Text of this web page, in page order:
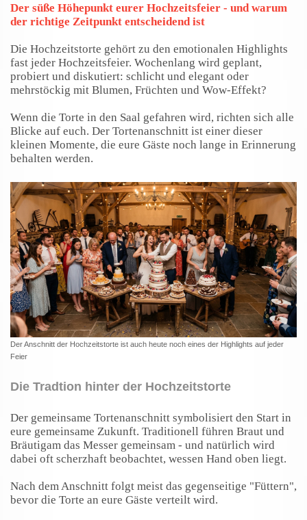
Der süße Höhepunkt eurer Hochzeitsfeier - und warum
der richtige Zeitpunkt entscheidend ist
Die Hochzeitstorte gehört zu den emotionalen Highlights
fast jeder Hochzeitsfeier. Wochenlang wird geplant,
probiert und diskutiert: schlicht und elegant oder
mehrstöckig mit Blumen, Früchten und Wow-Effekt?
Wenn die Torte in den Saal gefahren wird, richten sich alle
Blicke auf euch. Der Tortenanschnitt ist einer dieser
kleinen Momente, die eure Gäste noch lange in Erinnerung
behalten werden.
Der Anschnitt der Hochzeitstorte ist auch heute noch eines der Highlights auf jeder
Feier
Die Tradtion hinter der Hochzeitstorte
Der gemeinsame Tortenanschnitt symbolisiert den Start in
eure gemeinsame Zukunft. Traditionell führen Braut und
Bräutigam das Messer gemeinsam - und natürlich wird
dabei oft scherzhaft beobachtet, wessen Hand oben liegt.
Nach dem Anschnitt folgt meist das gegenseitige "Füttern",
bevor die Torte an eure Gäste verteilt wird.